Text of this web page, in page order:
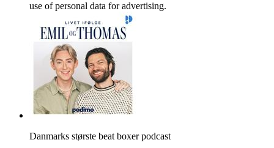
use of personal data for advertising.
Danmarks største beat boxer podcast